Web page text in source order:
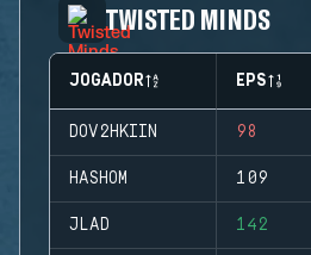
TWISTED MINDS
JOGADOR EPS
DOV2HKIIN 98
HASHOM 109
JLAD 142